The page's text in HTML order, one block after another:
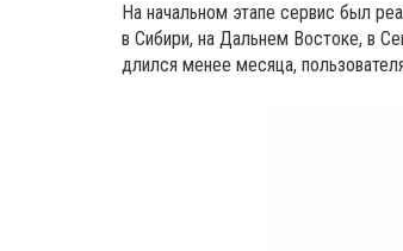
На начальном этапе сервис был
в Сибири, на Дальнем Востоке, в
длился менее месяца,